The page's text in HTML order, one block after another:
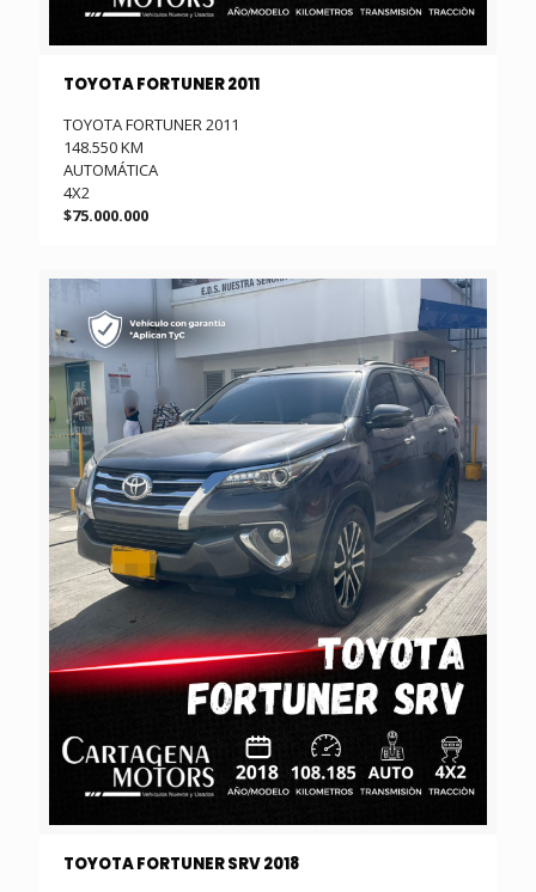
TOYOTA FORTUNER 2011
TOYOTA FORTUNER 2011
148.550 KM
AUTOMÁTICA
4X2
$75.000.000
TOYOTA FORTUNER SRV 2018